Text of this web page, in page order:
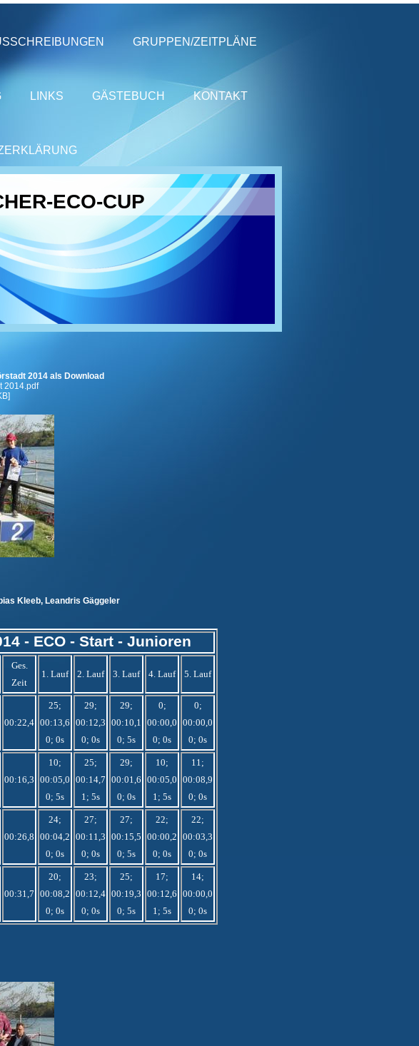
GRUPPEN/ZEITPLÄNE
LINKS GÄSTEBUCH KONTAKT
ECO-CUP
2014 als Download
2014.pdf
Kleeb, Leandris Gäggeler
- ECO - Start - Junioren
Ges.
Zeit
1. Lauf 2. Lauf 3. Lauf 4. Lauf 5. Lauf
00:22,4
25;
00:13,6
0; 0s
29;
00:12,3
0; 0s
29;
00:10,1
0; 5s
0;
00:00,0
0; 0s
0;
00:00,0
0; 0s
00:16,3
10;
00:05,0
0; 5s
25;
00:14,7
1; 5s
29;
00:01,6
0; 0s
10;
00:05,0
1; 5s
11;
00:08,9
0; 0s
00:26,8
24;
00:04,2
0; 0s
27;
00:11,3
0; 0s
27;
00:15,5
0; 5s
22;
00:00,2
0; 0s
22;
00:03,3
0; 0s
00:31,7
20;
00:08,2
0; 0s
23;
00:12,4
0; 0s
25;
00:19,3
0; 5s
17;
00:12,6
1; 5s
14;
00:00,0
0; 0s